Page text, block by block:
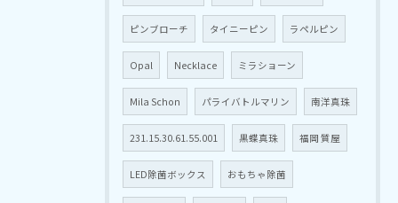
ピンブローチ タイニーピン ラペルピン
Opal Necklace ミラショーン
Mila Schon パライバトルマリン 南洋真珠
231.15.30.61.55.001 黒蝶真珠 福岡 質屋
LED除菌ボックス おもちゃ除菌